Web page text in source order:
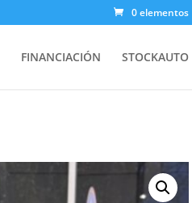
0 elementos
FINANCIACIÓN STOCKAUTO